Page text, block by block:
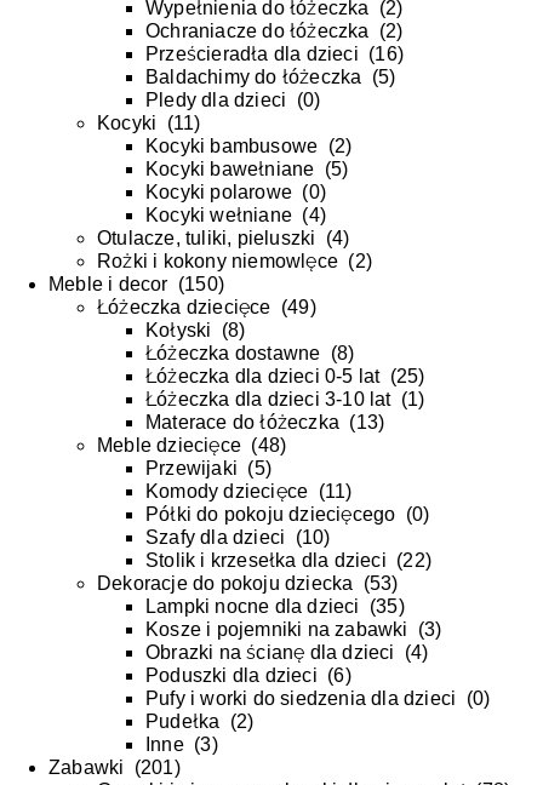
Wypełnienia do łóżeczka (2)
Ochraniacze do łóżeczka (2)
Prześcieradła dla dzieci (16)
Baldachimy do łóżeczka (5)
Pledy dla dzieci (0)
Kocyki (11)
Kocyki bambusowe (2)
Kocyki bawełniane (5)
Kocyki polarowe (0)
Kocyki wełniane (4)
Otulacze, tuliki, pieluszki (4)
Rożki i kokony niemowlęce (2)
Meble i decor (150)
Łóżeczka dziecięce (49)
Kołyski (8)
Łóżeczka dostawne (8)
Łóżeczka dla dzieci 0-5 lat(25)
Łóżeczka dla dzieci 3-10 lat(1)
Materace do łóżeczka (13)
Meble dziecięce (48)
Przewijaki (5)
Komody dziecięce (11)
Półki do pokoju dziecięcego (0)
Szafy dla dzieci (10)
Stolik i krzesełka dla dzieci (22)
Dekoracje do pokoju dziecka (53)
Lampki nocne dla dzieci (35)
Kosze i pojemniki na zabawki (3)
Obrazki na ścianę dla dzieci (4)
Poduszki dla dzieci (6)
Pufy i worki do siedzenia dla dzieci (0)
Pudełka (2)
Inne(3)
Zabawki (201)